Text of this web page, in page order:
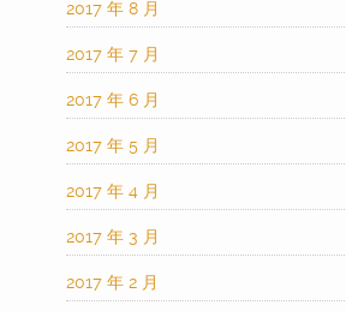
2017 年 8 月
2017 年 7 月
2017 年 6 月
2017 年 5 月
2017 年 4 月
2017 年 3 月
2017 年 2 月